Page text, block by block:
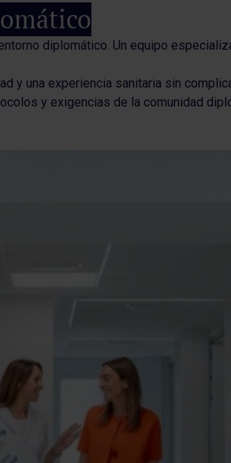
diplomático. Un equipo
y una experiencia sanitaria sin
y exigencias de la comunidad